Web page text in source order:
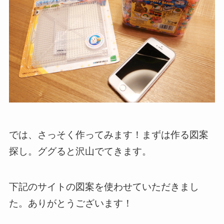
では、さっそく作ってみます！まずは作る図案
探し。ググると沢山でてきます。
下記のサイトの図案を使わせていただきまし
た。ありがとうございます！